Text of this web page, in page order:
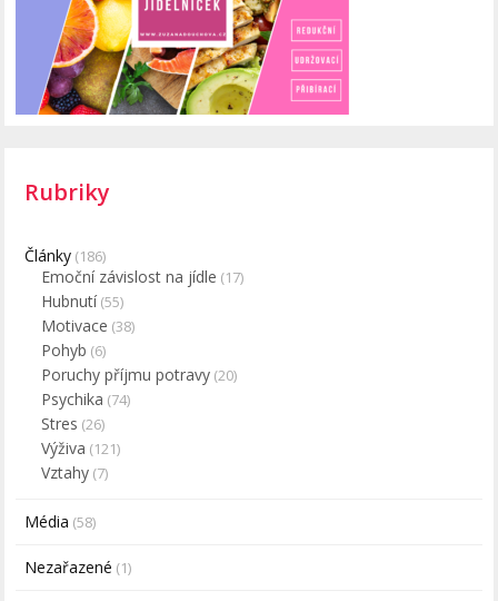
Rubriky
Články (186)
Emoční závislost na jídle (17)
Hubnutí(55)
Motivace (38)
Pohyb (6)
Poruchy příjmu potravy (20)
Psychika (74)
Stres (26)
Výživa (121)
Vztahy (7)
Média (58)
Nezařazené (1)